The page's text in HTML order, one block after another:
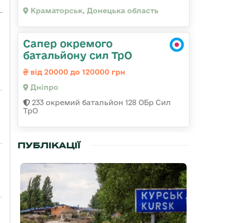
Краматорськ, Донецька область
Сапер окремого
батальйону сил ТрО
від 20000 до 120000 грн
Дніпро
233 окремий батальйон 128 ОБр Сил
ТрО
ПУБЛІКАЦІЇ